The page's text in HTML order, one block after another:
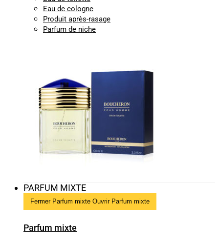
Eau de cologne
Produit après-rasage
Parfum de niche
PARFUM MIXTE
Fermer Parfum mixte Ouvrir Parfum mixte
Parfum mixte